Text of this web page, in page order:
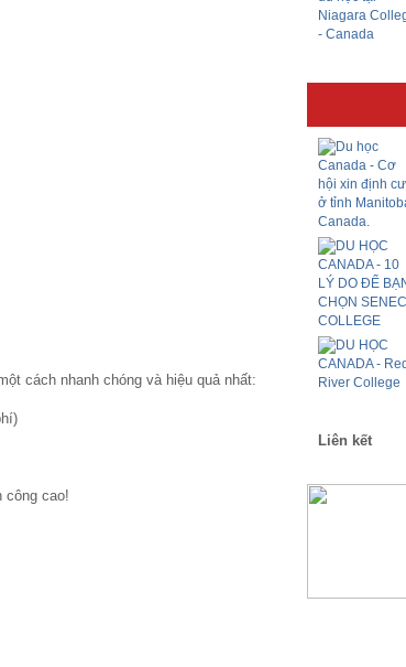
cách nhanh chóng và hiệu quả nhất:
công cao!
Liên kết